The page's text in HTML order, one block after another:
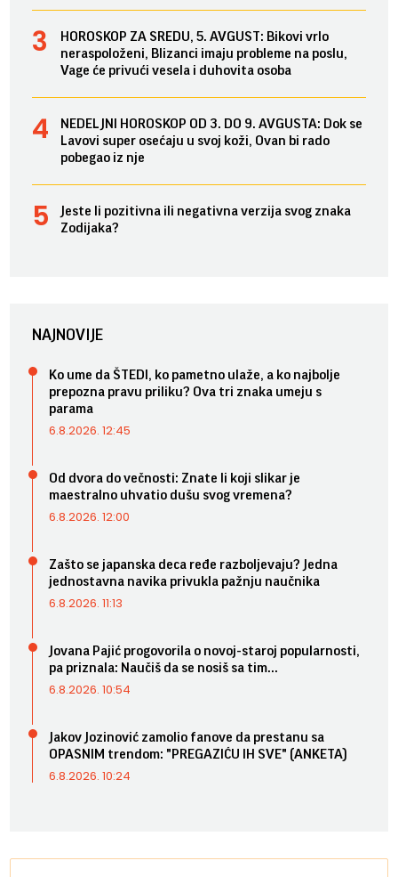
HOROSKOP ZA SREDU, 5. AVGUST: Bikovi vrlo
neraspoloženi, Blizanci imaju probleme na poslu,
Vage će privući vesela i duhovita osoba
NEDELJNI HOROSKOP OD 3. DO 9. AVGUSTA: Dok se
Lavovi super osećaju u svoj koži, Ovan bi rado
pobegao iz nje
Jeste li pozitivna ili negativna verzija svog znaka
Zodijaka?
NAJNOVIJE
Ko ume da ŠTEDI, ko pametno ulaže, a ko najbolje
prepozna pravu priliku? Ova tri znaka umeju s
parama
6.8.2026. 12:45
Od dvora do večnosti: Znate li koji slikar je
maestralno uhvatio dušu svog vremena?
6.8.2026. 12:00
Zašto se japanska deca ređe razboljevaju? Jedna
jednostavna navika privukla pažnju naučnika
6.8.2026. 11:13
Jovana Pajić progovorila o novoj-staroj popularnosti,
pa priznala: Naučiš da se nosiš sa tim...
6.8.2026. 10:54
Jakov Jozinović zamolio fanove da prestanu sa
OPASNIM trendom: "PREGAZIĆU IH SVE" (ANKETA)
6.8.2026. 10:24